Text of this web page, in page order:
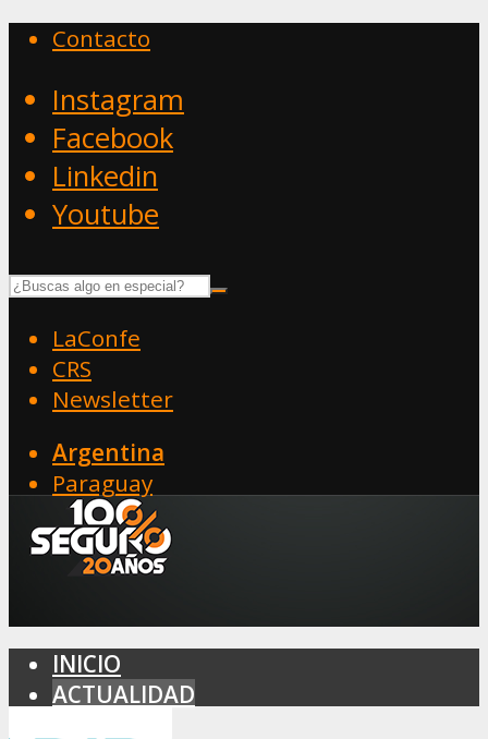
Contacto
Instagram
Facebook
Linkedin
Youtube
LaConfe
CRS
Newsletter
Argentina
Paraguay
INICIO
ACTUALIDAD